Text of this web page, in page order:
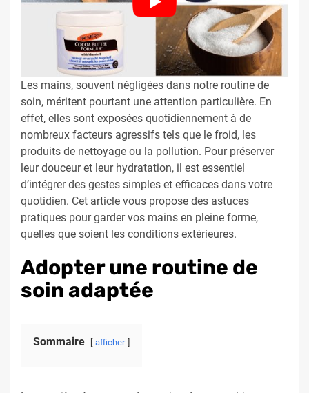
Les mains, souvent négligées dans notre routine de
soin, méritent pourtant une attention particulière. En
effet, elles sont exposées quotidiennement à de
nombreux facteurs agressifs tels que le froid, les
produits de nettoyage ou la pollution. Pour préserver
leur douceur et leur hydratation, il est essentiel
d’intégrer des gestes simples et efficaces dans votre
quotidien. Cet article vous propose des astuces
pratiques pour garder vos mains en pleine forme,
quelles que soient les conditions extérieures.
Adopter une routine de
soin adaptée
Sommaire afficher